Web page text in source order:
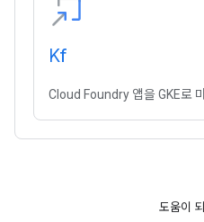
Kf
Cloud Foundry 앱을 GKE로
도움이